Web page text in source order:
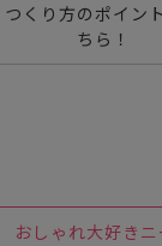
つくり方のポイン
ちら！
おしゃれ大好きニ